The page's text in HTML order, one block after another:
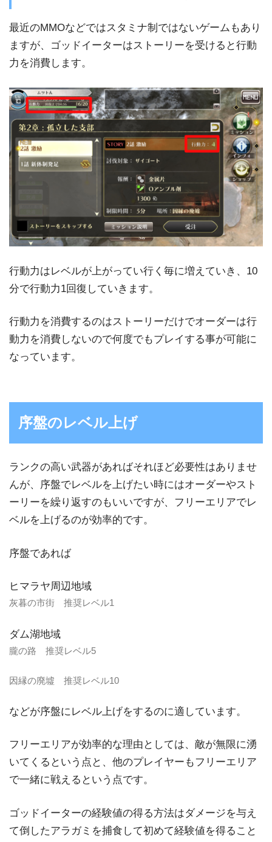
最近のMMOなどではスタミナ制ではないゲームもあり
ますが、ゴッドイーターはストーリーを受けると行動
力を消費します。
行動力はレベルが上がってい行く毎に増えていき、10
分で行動力1回復していきます。
行動力を消費するのはストーリーだけでオーダーは行
動力を消費しないので何度でもプレイする事が可能に
なっています。
序盤のレベル上げ
ランクの高い武器があればそれほど必要性はありませ
んが、序盤でレベルを上げたい時にはオーダーやスト
ーリーを繰り返すのもいいですが、フリーエリアでレ
ベルを上げるのが効率的です。
序盤であれば
ヒマラヤ周辺地域
灰暮の市街 推奨レベル1
ダム湖地域
朧の路 推奨レベル5
因縁の廃墟 推奨レベル10
などが序盤にレベル上げをするのに適しています。
フリーエリアが効率的な理由としては、敵が無限に湧
いてくるという点と、他のプレイヤーもフリーエリア
で一緒に戦えるという点です。
ゴッドイーターの経験値の得る方法はダメージを与え
て倒したアラガミを捕食して初めて経験値を得ること